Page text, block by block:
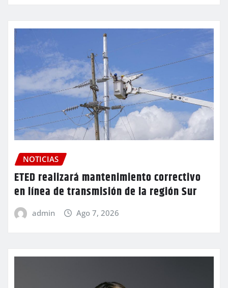
NOTICIAS
ETED realizará mantenimiento correctivo
en línea de transmisión de la región Sur
admin Ago 7, 2026